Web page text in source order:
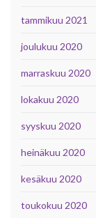
tammikuu 2021
joulukuu 2020
marraskuu 2020
lokakuu 2020
syyskuu 2020
heinäkuu 2020
kesäkuu 2020
toukokuu 2020